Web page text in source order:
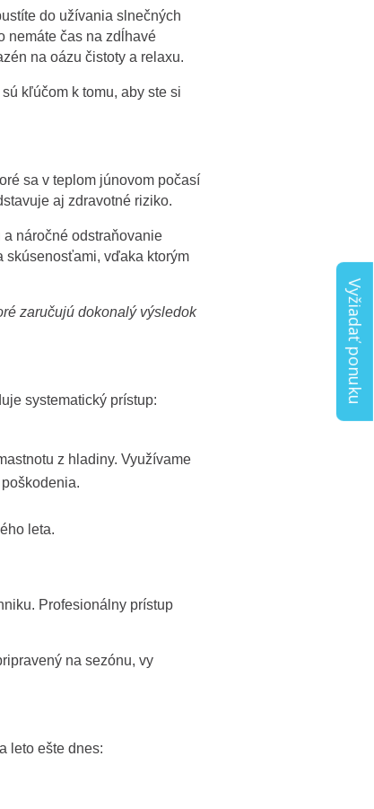
Vyžiadať ponuku
do užívania slnečných
nemáte čas na zdĺhavé
na oázu čistoty a relaxu.
kľúčom k tomu, aby ste si
sa v teplom júnovom počasí
aj zdravotné riziko.
náročné odstraňovanie
skúsenosťami, vďaka ktorým
zaručujú dokonalý výsledok
systematický prístup:
z hladiny. Využívame
leta.
Profesionálny prístup
na sezónu, vy
leto ešte dnes: